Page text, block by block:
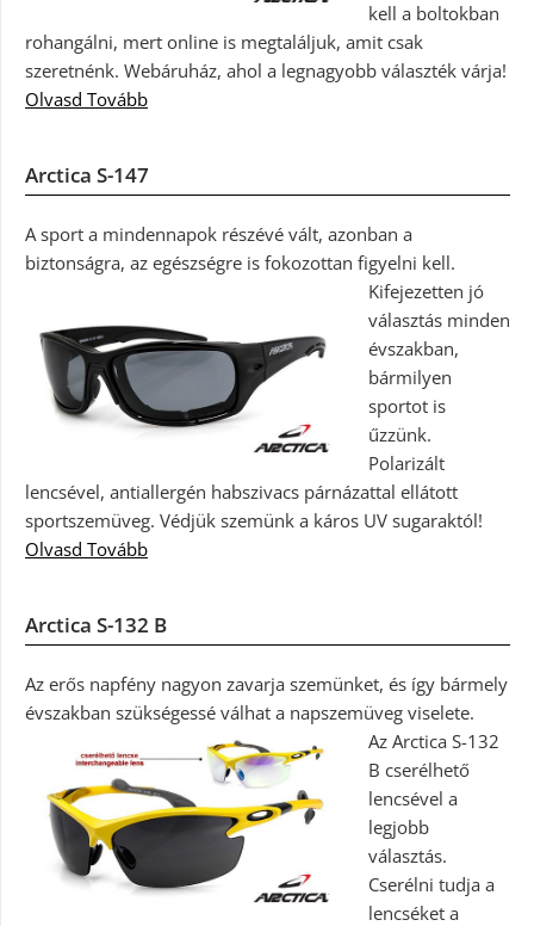
kell a boltokban
rohangálni, mert online is megtaláljuk, amit csak
szeretnénk. Webáruház, ahol a legnagyobb választék várja!
Olvasd Tovább
Arctica S-147
A sport a mindennapok részévé vált, azonban a
biztonságra, az egészségre is fokozottan figyelni kell.
Kifejezetten jó
választás minden
évszakban,
bármilyen
sportot is
űzzünk.
Polarizált
lencsével, antiallergén habszivacs párnázattal ellátott
sportszemüveg. Védjük szemünk a káros UV sugaraktól!
Olvasd Tovább
Arctica S-132 B
Az erős napfény nagyon zavarja szemünket, és így bármely
évszakban szükségessé válhat a napszemüveg viselete.
Az Arctica S-132
B cserélhető
lencsével a
legjobb
választás.
Cserélni tudja a
lencséket a